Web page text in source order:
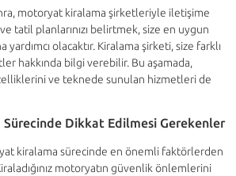
motoryat kiralama şirketleriyle iletişime
tatil planlarınızı belirtmek, size en uygun
yardımcı olacaktır. Kiralama şirketi, size farklı
hakkında bilgi verebilir. Bu aşamada,
ve teknede sunulan hizmetleri de
Dikkat Edilmesi Gerekenler
kiralama sürecinde en önemli faktörlerden
motoryatın güvenlik önlemlerini